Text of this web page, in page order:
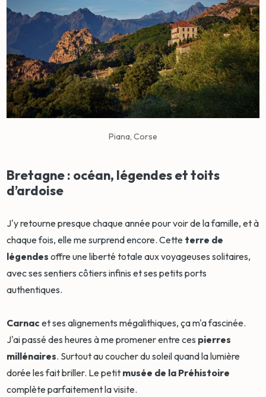
Piana, Corse
Bretagne : océan, légendes et toits
d’ardoise
J'y retourne presque chaque année pour voir de la famille, et à
chaque fois, elle me surprend encore. Cette terre de
légendes offre une liberté totale aux voyageuses solitaires,
avec ses sentiers côtiers infinis et ses petits ports
authentiques.
Carnacet ses alignements mégalithiques, ça m'a fascinée.
J'ai passé des heures à me promener entre ces pierres
millénaires. Surtout au coucher du soleil quand la lumière
dorée les fait briller. Le petit musée de la Préhistoire
complète parfaitement la visite.